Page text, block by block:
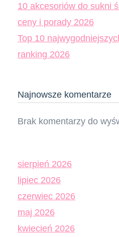
10 akcesoriów do sukni
ceny i porady 2026
Top 10
ranking 2026
Najnowsze komentarze
Brak komentarzy do
sierpień 2026
lipiec 2026
czerwiec 2026
maj 2026
kwiecień 2026